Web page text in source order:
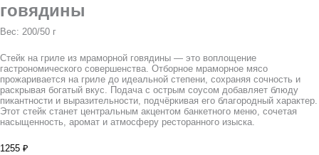
говядины
Вес: 200/50 г
Стейк на гриле из мраморной говядины — это воплощение
гастрономического совершенства. Отборное мраморное мясо
прожаривается на гриле до идеальной степени, сохраняя сочность и
раскрывая богатый вкус. Подача с острым соусом добавляет блюду
пикантности и выразительности, подчёркивая его благородный характер.
Этот стейк станет центральным акцентом банкетного меню, сочетая
насыщенность, аромат и атмосферу ресторанного изыска.
1255 ₽